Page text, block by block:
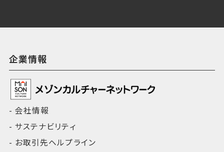
企業情報
会社情報
サステナビリティ
お取引先ヘルプライン